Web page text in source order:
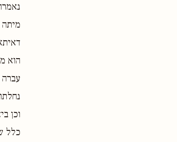
הוא
וכן
כלל